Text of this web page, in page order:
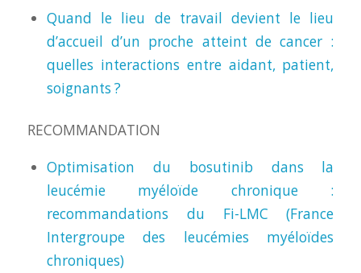
Quand le lieu de travail devient le lieu
d’accueil d’un proche atteint de cancer :
quelles interactions entre aidant, patient,
soignants ?
RECOMMANDATION
Optimisation du bosutinib dans la
leucémie myéloïde chronique :
recommandations du Fi-LMC (France
Intergroupe des leucémies myéloïdes
chroniques)